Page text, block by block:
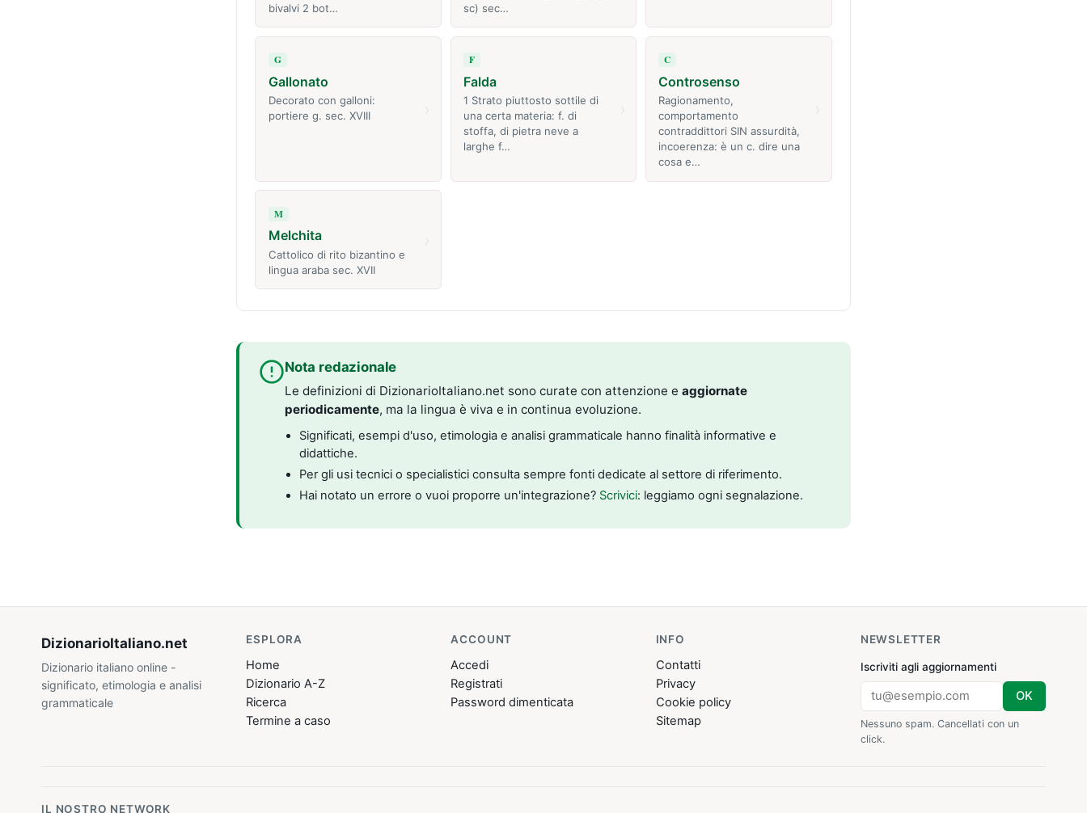
bivalvi 2 bot…
sc) sec…
G
Gallonato
Decorato con galloni:
portiere g. sec. XVIII
F
Falda
1 Strato piuttosto sottile di
una certa materia: f. di
stoffa, di pietra neve a
larghe f…
C
Controsenso
Ragionamento,
comportamento
contraddittori SIN assurdità,
incoerenza: è un c. dire una
cosa e…
M
Melchita
Cattolico di rito bizantino e
lingua araba sec. XVII
Nota redazionale
Le definizioni di DizionarioItaliano.net sono curate con attenzione e aggiornate
periodicamente, ma la lingua è viva e in continua evoluzione.
Significati, esempi d'uso, etimologia e analisi grammaticale hanno finalità informative e
didattiche.
Per gli usi tecnici o specialistici consulta sempre fonti dedicate al settore di riferimento.
Hai notato un errore o vuoi proporre un'integrazione? Scrivici: leggiamo ogni segnalazione.
DizionarioItaliano.net
Dizionario italiano online -
significato, etimologia e analisi
grammaticale
ESPLORA
Home
Dizionario A-Z
Ricerca
Termine a caso
ACCOUNT
Accedi
Registrati
Password dimenticata
INFO
Contatti
Privacy
Cookie policy
Sitemap
NEWSLETTER
Iscriviti agli aggiornamenti
OK
Nessuno spam. Cancellati con un
click.
IL NOSTRO NETWORK